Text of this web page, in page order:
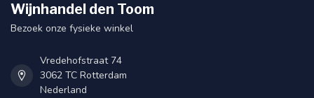
Wijnhandel den Toom
Bezoek onze fysieke winkel
Vredehofstraat 74
3062 TC Rotterdam
Nederland